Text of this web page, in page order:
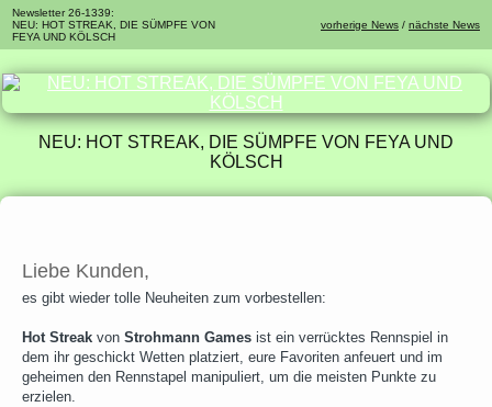
Newsletter 26-1339:
NEU: HOT STREAK, DIE SÜMPFE VON
FEYA UND KÖLSCH
vorherige News / nächste News
NEU: HOT STREAK, DIE SÜMPFE VON FEYA UND
KÖLSCH
Liebe Kunden,
es gibt wieder tolle Neuheiten zum vorbestellen:
Hot Streak von Strohmann Games ist ein verrücktes Rennspiel in
dem ihr geschickt Wetten platziert, eure Favoriten anfeuert und im
geheimen den Rennstapel manipuliert, um die meisten Punkte zu
erzielen.